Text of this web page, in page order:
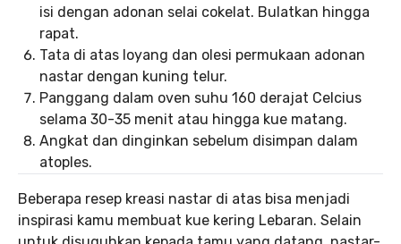
isi dengan adonan selai cokelat. Bulatkan hingga
rapat.
Tata di atas loyang dan olesi permukaan adonan
nastar dengan kuning telur.
Panggang dalam oven suhu 160 derajat Celcius
selama 30-35 menit atau hingga kue matang.
Angkat dan dinginkan sebelum disimpan dalam
atoples.
Beberapa resep kreasi nastar di atas bisa menjadi
inspirasi kamu membuat kue kering Lebaran. Selain